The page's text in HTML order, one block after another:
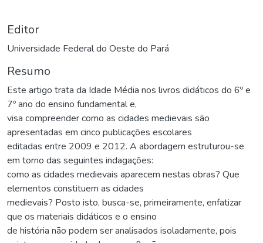
Editor
Universidade Federal do Oeste do Pará
Resumo
Este artigo trata da Idade Média nos livros didáticos do 6º e
7º ano do ensino fundamental e,
visa compreender como as cidades medievais são
apresentadas em cinco publicações escolares
editadas entre 2009 e 2012. A abordagem estruturou-se
em torno das seguintes indagações:
como as cidades medievais aparecem nestas obras? Que
elementos constituem as cidades
medievais? Posto isto, busca-se, primeiramente, enfatizar
que os materiais didáticos e o ensino
de história não podem ser analisados isoladamente, pois